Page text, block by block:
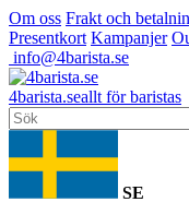
Om oss Frakt och
Presentkort Kampanjer
info@4barista.se
4barista.seallt för baristas
SE